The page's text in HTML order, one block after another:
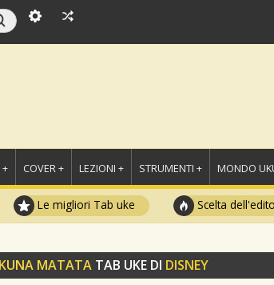
+ COVER + LEZIONI + STRUMENTI + MONDO
Le migliori Tab uke Scelta
MATATA TAB UKE DI DISNEY